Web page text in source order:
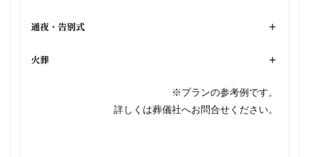
通夜・告別式 +
火葬 +
※プランの参考例です。
詳しくは葬儀社へお問合せください。